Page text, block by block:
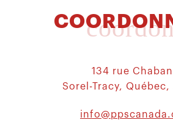
134 rue
Sorel-Tracy, Québec,